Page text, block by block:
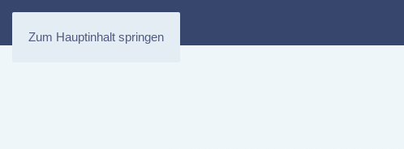
Zum Hauptinhalt springen